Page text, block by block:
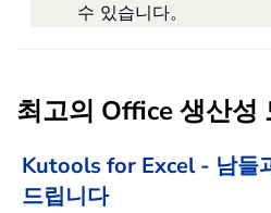
수 있습니다。
최고의 Office 생산성
Kutools for Excel - 남들
드립니다